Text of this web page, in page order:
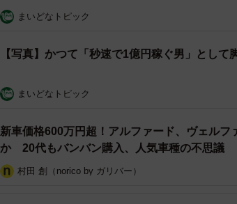
まいどなトピック
【写真】かつて「秒速で1億円稼ぐ男」として
まいどなトピック
新車価格600万円超！アルファード、ヴェル
か 20代もバンバン購入、人気車種の不思議
村田 創（norico by ガリバー）